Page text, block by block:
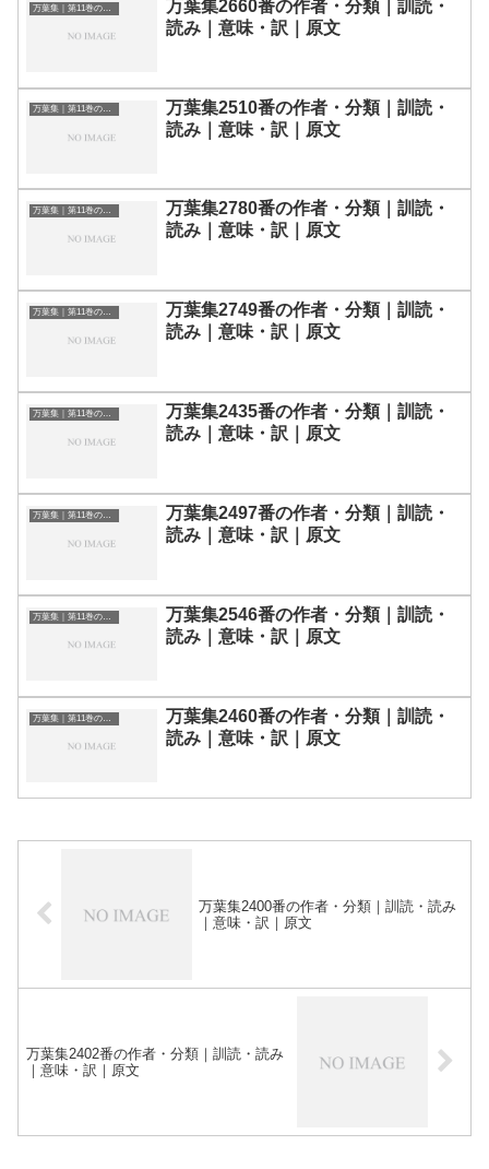
万葉集｜第11巻の和歌一覧
万葉集2660番の作者・分類｜訓読・
読み｜意味・訳｜原文
万葉集｜第11巻の和歌一覧
万葉集2510番の作者・分類｜訓読・
読み｜意味・訳｜原文
万葉集｜第11巻の和歌一覧
万葉集2780番の作者・分類｜訓読・
読み｜意味・訳｜原文
万葉集｜第11巻の和歌一覧
万葉集2749番の作者・分類｜訓読・
読み｜意味・訳｜原文
万葉集｜第11巻の和歌一覧
万葉集2435番の作者・分類｜訓読・
読み｜意味・訳｜原文
万葉集｜第11巻の和歌一覧
万葉集2497番の作者・分類｜訓読・
読み｜意味・訳｜原文
万葉集｜第11巻の和歌一覧
万葉集2546番の作者・分類｜訓読・
読み｜意味・訳｜原文
万葉集｜第11巻の和歌一覧
万葉集2460番の作者・分類｜訓読・
読み｜意味・訳｜原文
万葉集2400番の作者・分類｜訓読・読み
｜意味・訳｜原文
万葉集2402番の作者・分類｜訓読・読み
｜意味・訳｜原文